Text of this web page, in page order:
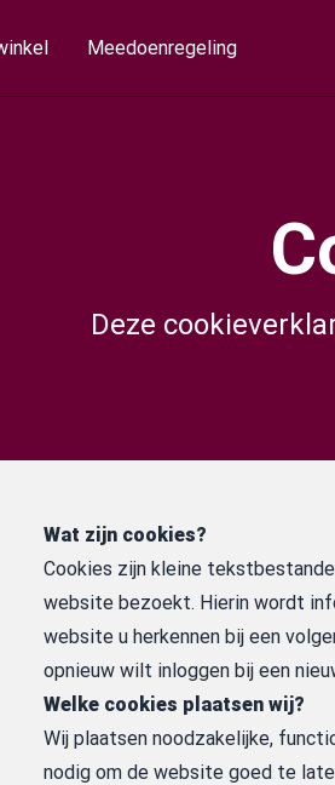
Meedoenregeling
Deze
Wat zijn cookies?
Cookies zijn kleine
website bezoekt. Hierin wordt
website u herkennen bij een
opnieuw wilt inloggen bij een
Welke cookies plaatsen wij?
Wij plaatsen noodzakelijke,
nodig om de website goed te